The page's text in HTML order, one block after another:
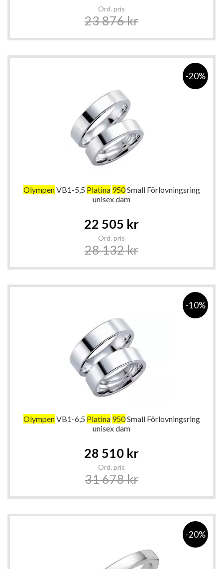
Ord. pris
23 876 kr
-20%
OlympenVB1-5,5 Platina 950Small Förlovningsring
unisex dam
22 505 kr
Ord. pris
28 132 kr
-10%
OlympenVB1-6,5 Platina 950Small Förlovningsring
unisex dam
28 510 kr
Ord. pris
31 678 kr
-20%